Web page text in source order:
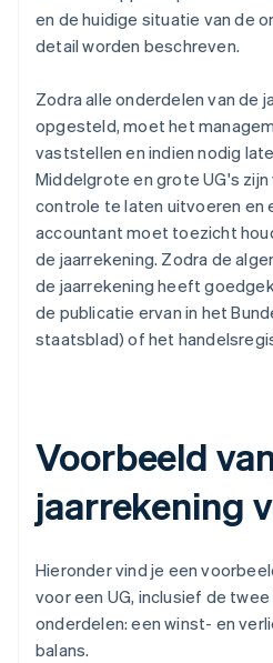
en de huidige situatie van de
detail worden beschreven.
Zodra alle onderdelen van de
opgesteld, moet het
vaststellen en indien nodig
Middelgrote en grote UG's
controle te laten uitvoeren en
accountant moet toezicht
de jaarrekening. Zodra de
de jaarrekening heeft
de publicatie ervan in het
staatsblad) of het
Voorbeeld
jaarrekening
Hieronder vind je een
voor een UG, inclusief de
onderdelen: een winst- en
balans.